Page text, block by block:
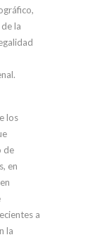
la
los
de
en
a
la